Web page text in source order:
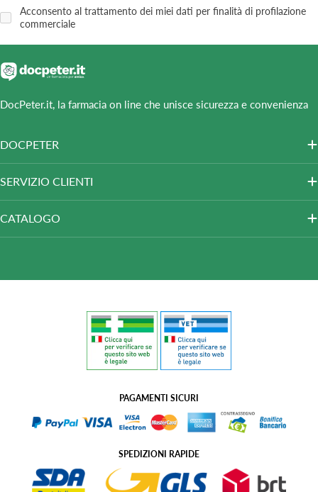
Acconsento al trattamento dei miei dati per finalità di profilazione
commerciale
DocPeter.it, la farmacia on line che unisce sicurezza e convenienza
DOCPETER
SERVIZIO CLIENTI
CATALOGO
PAGAMENTI SICURI
SPEDIZIONI RAPIDE